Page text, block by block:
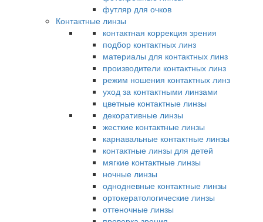
футляр для очков
Контактные линзы
контактная коррекция зрения
подбор контактных линз
материалы для контактных линз
производители контактных линз
режим ношения контактных линз
уход за контактными линзами
цветные контактные линзы
декоративные линзы
жесткие контактные линзы
карнавальные контактные линзы
контактные линзы для детей
мягкие контактные линзы
ночные линзы
однодневные контактные линзы
ортокератологические линзы
оттеночные линзы